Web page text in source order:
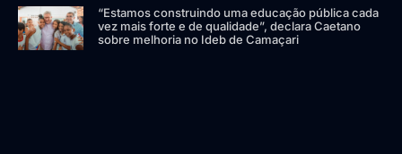
“Estamos construindo uma educação pública cada
vez mais forte e de qualidade”, declara Caetano
sobre melhoria no Ideb de Camaçari